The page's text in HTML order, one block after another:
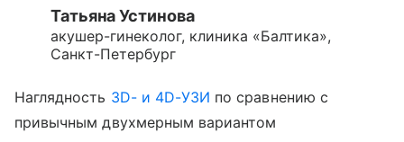
Татьяна Устинова
акушер-гинеколог, клиника «Балтика»,
Санкт-Петербург
Наглядность 3D- и 4D-УЗИ по сравнению с
привычным двухмерным вариантом